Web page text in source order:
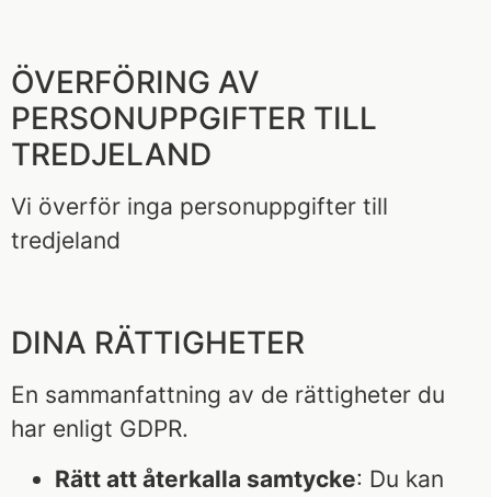
ÖVERFÖRING AV
PERSONUPPGIFTER TILL
TREDJELAND
Vi överför inga personuppgifter till
tredjeland
DINA RÄTTIGHETER
En sammanfattning av de rättigheter du
har enligt GDPR.
Rätt att återkalla samtycke: Du kan